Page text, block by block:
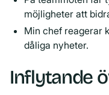
möjligheter att
Min chef reagerar
dåliga nyheter.
Inflytande